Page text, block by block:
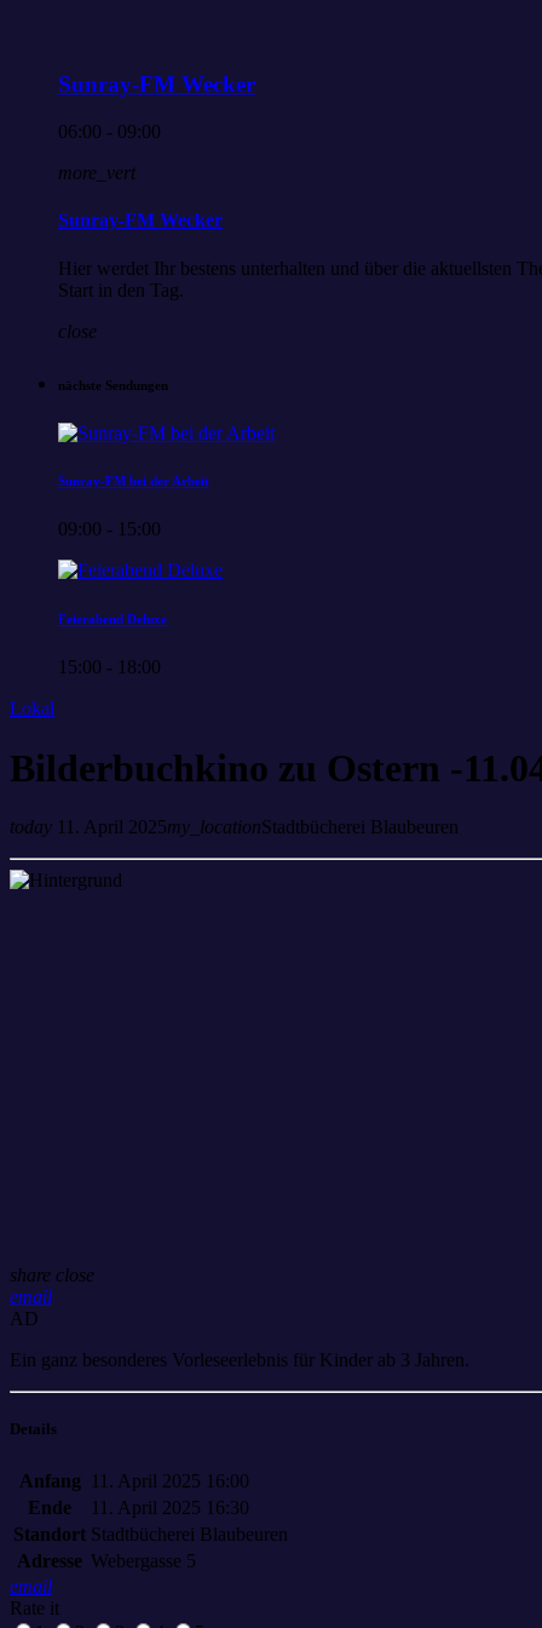
Sunray-FM Wecker
06:00 - 09:00
more_vert
Sunray-FM Wecker
Hier werdet Ihr bestens unterhalten und über die aktuellsten
Start in den Tag.
close
nächste Sendungen
Sunray-FM bei der Arbeit
09:00 - 15:00
Feierabend Deluxe
15:00 - 18:00
Lokal
Bilderbuchkino zu Ostern -
today 11. April 2025my_locationStadtbücherei Blaubeuren
share close
email
AD
Ein ganz besonderes Vorleseerlebnis für Kinder ab 3 Jahren.
Details
Anfang
11. April 2025 16:00
Ende
11. April 2025 16:30
Standort Stadtbücherei Blaubeuren
Adresse Webergasse 5
email
Rate it